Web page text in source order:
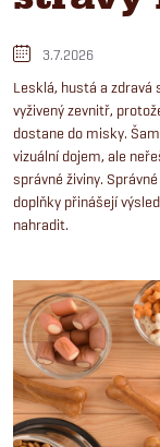
3.7.2026
Lesklá, hustá a zdravá
vyživený zevnitř,
dostane do misky.
vizuální dojem, ale
správné živiny.
doplňky přinášejí
nahradit.